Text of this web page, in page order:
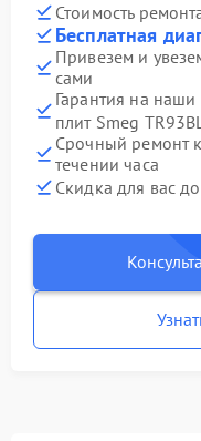
Стоимость
Бесплатная
Привезем и
сами
Гарантия на
плит Smeg
Срочный ремонт
течении часа
Скидка для вас до